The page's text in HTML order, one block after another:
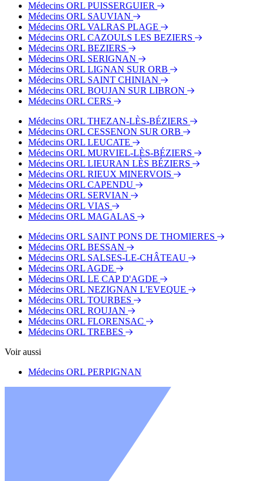
Médecins ORL PUISSERGUIER
Médecins ORL SAUVIAN
Médecins ORL VALRAS PLAGE
Médecins ORL CAZOULS LES BEZIERS
Médecins ORL BEZIERS
Médecins ORL SERIGNAN
Médecins ORL LIGNAN SUR ORB
Médecins ORL SAINT CHINIAN
Médecins ORL BOUJAN SUR LIBRON
Médecins ORL CERS
Médecins ORL THEZAN-LÈS-BÉZIERS
Médecins ORL CESSENON SUR ORB
Médecins ORL LEUCATE
Médecins ORL MURVIEL-LÈS-BÉZIERS
Médecins ORL LIEURAN LÈS BÉZIERS
Médecins ORL RIEUX MINERVOIS
Médecins ORL CAPENDU
Médecins ORL SERVIAN
Médecins ORL VIAS
Médecins ORL MAGALAS
Médecins ORL SAINT PONS DE THOMIERES
Médecins ORL BESSAN
Médecins ORL SALSES-LE-CHÂTEAU
Médecins ORL AGDE
Médecins ORL LE CAP D'AGDE
Médecins ORL NEZIGNAN L'EVEQUE
Médecins ORL TOURBES
Médecins ORL ROUJAN
Médecins ORL FLORENSAC
Médecins ORL TREBES
Voir aussi
Médecins ORL PERPIGNAN